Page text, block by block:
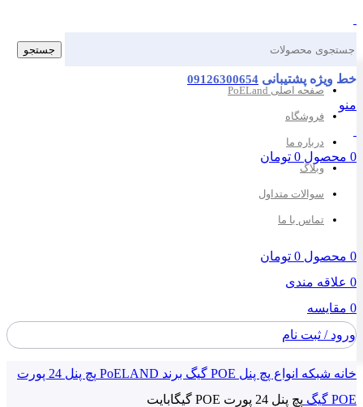
جستجو
پشتیبانی 09126300654
0 تومان
صفحه اصلی PoELand
فروشگاه
درباره ما
وبلاگ
سوالات متداول
تماس با ما
0 تومان
مندی
/ ثبت نام
شبکهانواع پچ پنل POE گیگ برند PoELAND
پچ پنل 24 پورت
پچ پنل 24 پورت POE گیگابایت